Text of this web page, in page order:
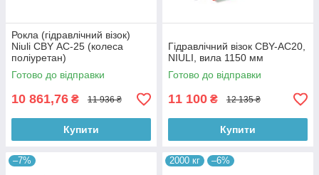
Рокла (гідравлічний візок)
Niuli CBY АС-25 (колеса
поліуретан)
Готово до відправки
10 861,76 ₴ 11 936 ₴
Купити
Гідравлічний візок CBY-AC20,
NIULI, вила 1150 мм
Готово до відправки
11 100 ₴ 12 135 ₴
Купити
–7% 2000 кг –6%